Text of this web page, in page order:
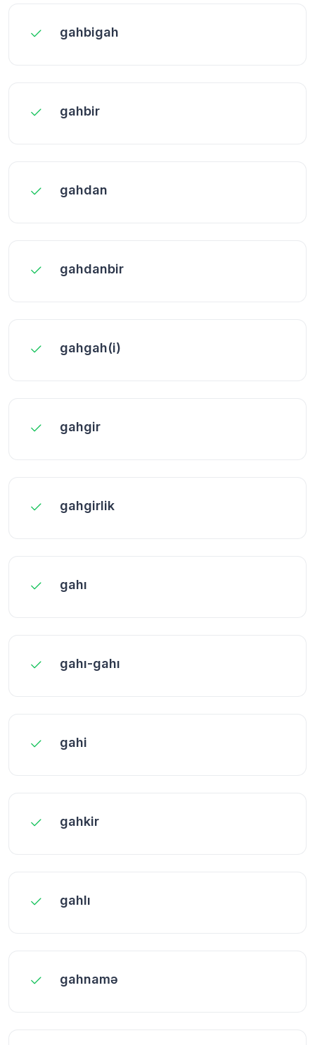
gahbigah
gahbir
gahdan
gahdanbir
gahgah(i)
gahgir
gahgirlik
gahı
gahı-gahı
gahi
gahkir
gahlı
gahnamə